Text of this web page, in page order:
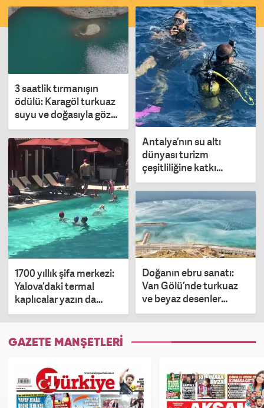
3 saatlik tırmanışın
ödülü: Karagöl turkuaz
suyu ve doğasıyla göz
kamaştırıyor
Antalya’nın su altı
dünyası turizm
çeşitliliğine katkı
sağlıyor
1700 yıllık şifa merkezi:
Yalova’daki termal
kaplıcalar yazın da
ziyaretçi akınına
Doğanın ebru sanatı:
Van Gölü’nde turkuaz
ve beyaz desenler
oluştu
GAZETE MANŞETLERİ